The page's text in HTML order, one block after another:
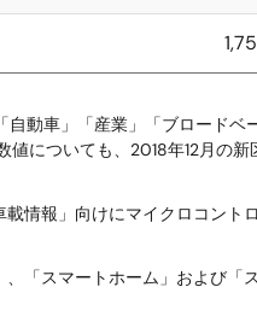
自動車」「産業」「ブロード
値についても、2018年12月の
載情報」向けにマイクロコン
、「スマートホーム」および